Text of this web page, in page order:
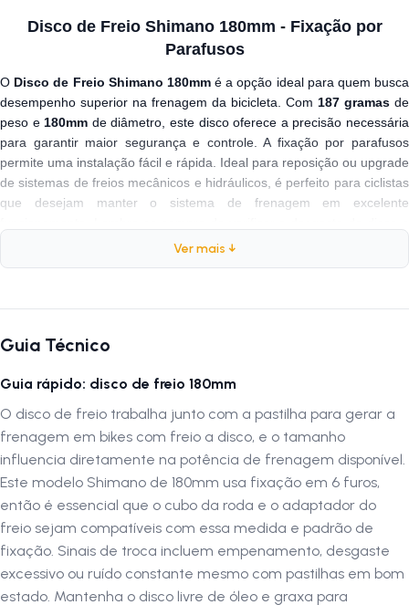
Disco de Freio Shimano 180mm - Fixação por
Parafusos
O Disco de Freio Shimano 180mmé a opção ideal para quem busca
desempenho superior na frenagem da bicicleta. Com 187 gramas de
peso e 180mm de diâmetro, este disco oferece a precisão necessária
para garantir maior segurança e controle. A fixação por parafusos
permite uma instalação fácil e rápida. Ideal para reposição ou upgrade
de sistemas de freios mecânicos e hidráulicos, é perfeito para ciclistas
que desejam manter o sistema de frenagem em excelente
realizar a substituição quando necessário.
Marca:
Shimano
Encaixe:Parafuso
Tamanho do Disco:
180mm de diâmetro
Aplicação Freios:Mecânico e Hidráulicos
Unidade: Acompanha somente 1 disco de freio
Por que escolher o Disco de Freio Shimano 180mm
ODisco de Freio Shimano 180mmé a escolha ideal para quem
busca alta qualidade, durabilidade e eficiência no sistema de
frenagem da bicicleta. Seu design de 180mm oferece excelente
desempenho tanto para freios mecânicos quanto hidráulicos. Com
Ver mais ↓
Guia Técnico
Guia rápido: disco de freio 180mm
O disco de freio trabalha junto com a pastilha para gerar a
frenagem em bikes com freio a disco, e o tamanho
influencia diretamente na potência de frenagem disponível.
Este modelo Shimano de 180mm usa fixação em 6 furos,
então é essencial que o cubo da roda e o adaptador do
freio sejam compatíveis com essa medida e padrão de
fixação. Sinais de troca incluem empenamento, desgaste
excessivo ou ruído constante mesmo com pastilhas em bom
estado. Mantenha o disco livre de óleo e graxa para